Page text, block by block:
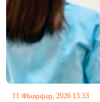
11 Փետրվար, 2026 13:33